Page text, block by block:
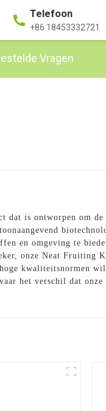
Telefoon
+86 18453332721
Vragen
dat is ontworpen om de
en omgeving te
onze Neat Fruiting
kwaliteitsnormen
het verschil dat onze